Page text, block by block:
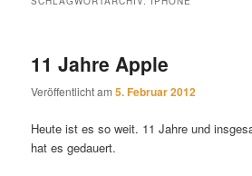
11 Jahre Apple
Veröffentlicht am5. Februar 2012
Heute ist es so weit. 11 Jahre und
hat es gedauert.